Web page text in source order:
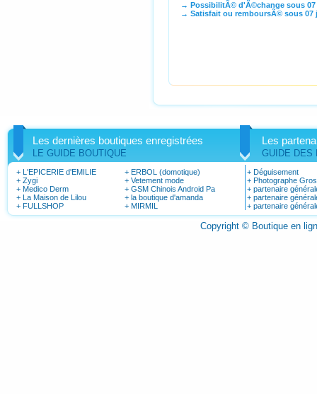
→ PossibilitÃ© d'Ã©change sous 07
→ Satisfait ou remboursÃ© sous 07
Les dernières boutiques enregistrées
LE GUIDE BOUTIQUE
Les
GUIDE DES
+ L'EPICERIE d'EMILIE
+ Zygi
+ Medico Derm
+ La Maison de Lilou
+ FULLSHOP
+ ERBOL (domotique)
+ Vetement mode
+ GSM Chinois Android Pa
+ la boutique d'amanda
+ MIRMIL
+ Déguisement
+ Photographe
+ partenaire
+ partenaire
+ partenaire
Copyright © Boutique en